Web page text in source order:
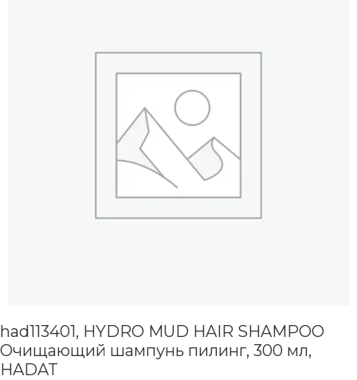
had113401, HYDRO MUD HAIR SHAMPOO
Очищающий шампунь пилинг, 300 мл,
HADAT